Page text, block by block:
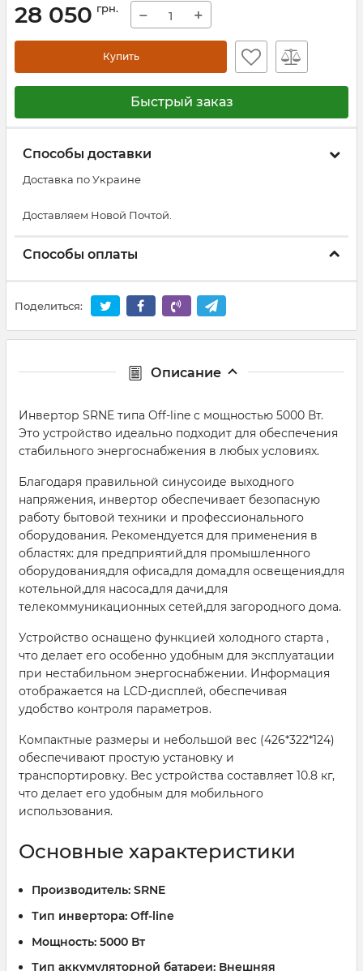
28 050 грн. − +
Купить
Быстрый заказ
Способы доставки
Доставка по Украине
Доставляем Новой Почтой.
Способы оплаты
Поделиться:
Описание
Инвертор SRNE типа Off-line с мощностью 5000 Вт.
Это устройство идеально подходит для обеспечения
стабильного энергоснабжения в любых условиях.
Благодаря правильной синусоиде выходного
напряжения, инвертор обеспечивает безопасную
работу бытовой техники и профессионального
оборудования. Рекомендуется для применения в
областях: для предприятий,для промышленного
оборудования,для офиса,для дома,для освещения,для
котельной,для насоса,для дачи,для
телекоммуникационных сетей,для загородного дома.
Устройство оснащено функцией холодного старта ,
что делает его особенно удобным для эксплуатации
при нестабильном энергоснабжении. Информация
отображается на LCD-дисплей, обеспечивая
удобство контроля параметров.
Компактные размеры и небольшой вес (426*322*124)
обеспечивают простую установку и
транспортировку. Вес устройства составляет 10.8 кг,
что делает его удобным для мобильного
использования.
Основные характеристики
Производитель: SRNE
Тип инвертора: Off-line
Мощность: 5000 Вт
Тип аккумуляторной батареи: Внешняя